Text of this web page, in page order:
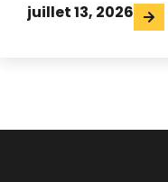
juillet 13, 2026